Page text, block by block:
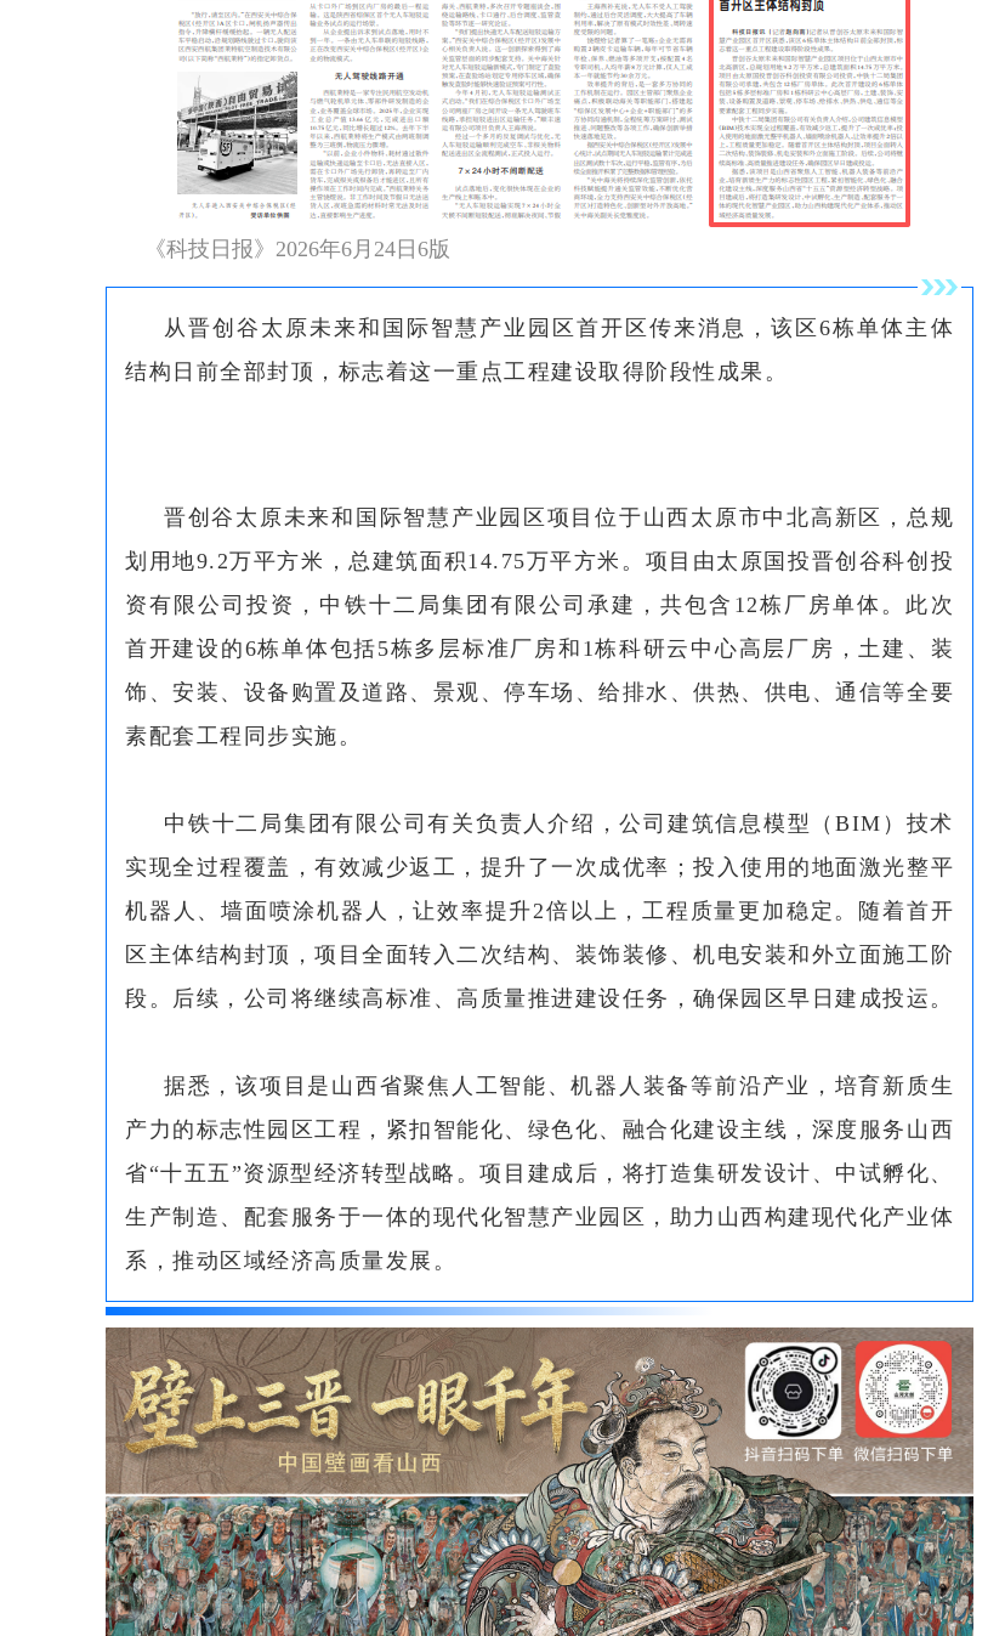
《科技日报》2026年6月24日6版
从晋创谷太原未来和国际智慧产业园区首开区传来消息，该区6栋单体主体
结构日前全部封顶，标志着这一重点工程建设取得阶段性成果。
晋创谷太原未来和国际智慧产业园区项目位于山西太原市中北高新区，总规
划用地9.2万平方米，总建筑面积14.75万平方米。项目由太原国投晋创谷科创投
资有限公司投资，中铁十二局集团有限公司承建，共包含12栋厂房单体。此次
首开建设的6栋单体包括5栋多层标准厂房和1栋科研云中心高层厂房，土建、装
饰、安装、设备购置及道路、景观、停车场、给排水、供热、供电、通信等全要
素配套工程同步实施。
中铁十二局集团有限公司有关负责人介绍，公司建筑信息模型（BIM）技术
实现全过程覆盖，有效减少返工，提升了一次成优率；投入使用的地面激光整平
机器人、墙面喷涂机器人，让效率提升2倍以上，工程质量更加稳定。随着首开
区主体结构封顶，项目全面转入二次结构、装饰装修、机电安装和外立面施工阶
段。后续，公司将继续高标准、高质量推进建设任务，确保园区早日建成投运。
据悉，该项目是山西省聚焦人工智能、机器人装备等前沿产业，培育新质生
产力的标志性园区工程，紧扣智能化、绿色化、融合化建设主线，深度服务山西
省“十五五”资源型经济转型战略。项目建成后，将打造集研发设计、中试孵化、
生产制造、配套服务于一体的现代化智慧产业园区，助力山西构建现代化产业体
系，推动区域经济高质量发展。